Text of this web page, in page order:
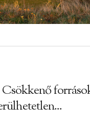
Csökkenő